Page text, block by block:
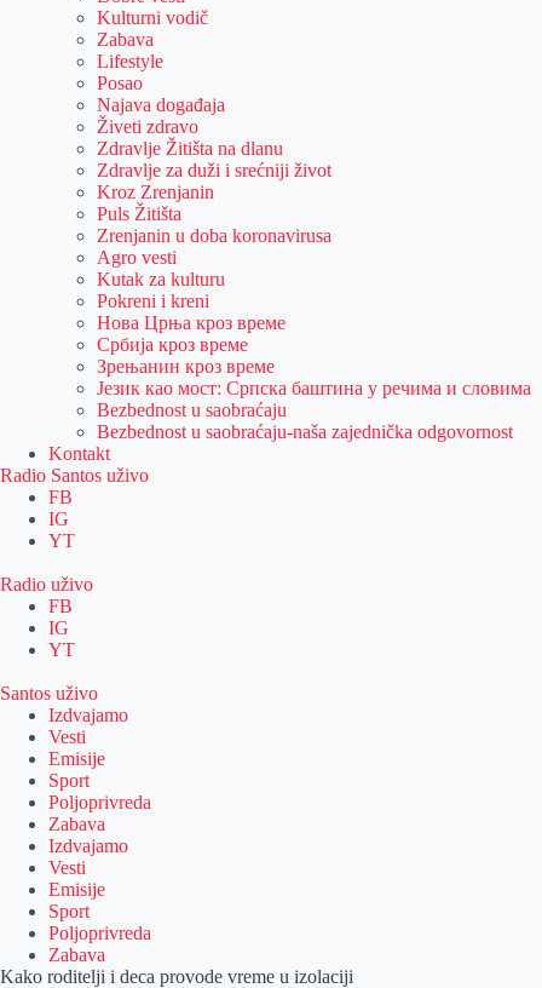
Kulturni vodič
Zabava
Lifestyle
Posao
Najava događaja
Živeti zdravo
Zdravlje Žitišta na dlanu
Zdravlje za duži i srećniji život
Kroz Zrenjanin
Puls Žitišta
Zrenjanin u doba koronavirusa
Agro vesti
Kutak za kulturu
Pokreni i kreni
Нова Црња кроз време
Србија кроз време
Зрењанин кроз време
Језик као мост: Српска баштина у речима и словима
Bezbednost u saobraćaju
Bezbednost u saobraćaju-naša zajednička odgovornost
Kontakt
Radio Santos uživo
FB
IG
YT
Radio uživo
FB
IG
YT
Santos uživo
Izdvajamo
Vesti
Emisije
Sport
Poljoprivreda
Zabava
Izdvajamo
Vesti
Emisije
Sport
Poljoprivreda
Zabava
Kako roditelji i deca provode vreme u izolaciji